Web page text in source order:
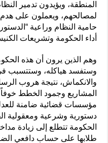
المنطقة، ويؤيدون تدمير
لمصالحهم، ويعملون على هدم
حامية النظام وراعية
أداء الحكومة وتشريعات
وهم الذين يرون أن هذه
وستفسد هياكله، وستتسبب
والانكماش، نتيجة هروب
المشاريع وجمود الخطط
مؤسسات قضائية ضامنة
دستورية وشرعية ومعقولية
الحكومة تتطلع إلى زيادة
طلابها على حساب دافعي